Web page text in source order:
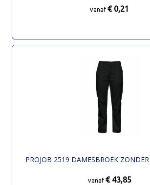
vanaf € 0,21
PROJOB 2519 DAMESBROEK
vanaf € 43,85